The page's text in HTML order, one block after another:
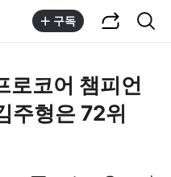
구독
로코어 챔피언
주형은 72위